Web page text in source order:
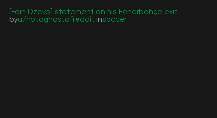
[Edin Dzeko] statement on his Fenerbahçe exit
byu/notaghostofreddit insoccer